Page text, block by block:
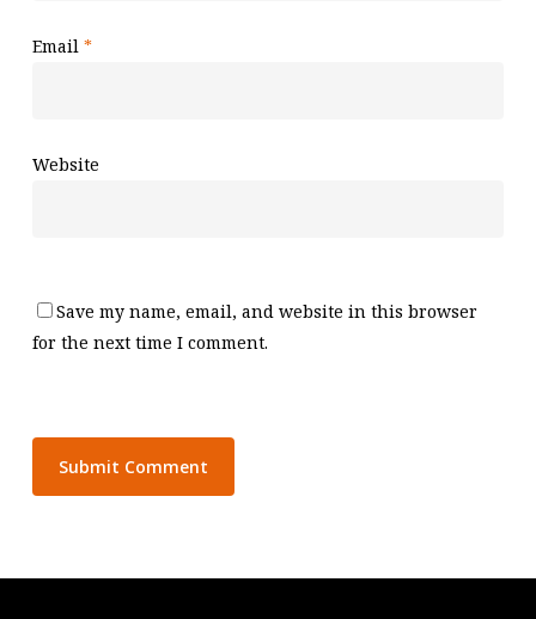
Email *
Website
Save my name, email, and website in this browser
for the next time I comment.